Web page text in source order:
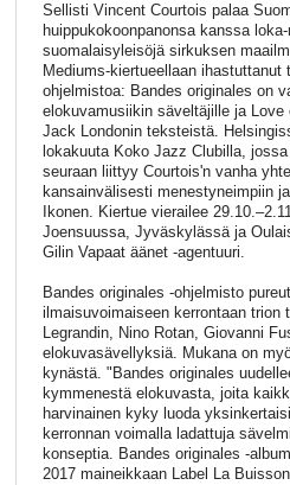
Sellisti Vincent Courtois palaa
huippukokoonpanonsa kanssa
suomalaisyleisöjä sirkuksen
Mediums-kiertueellaan
ohjelmistoa: Bandes originales on
elokuvamusiikin säveltäjille ja
Jack Londonin teksteistä.
lokakuuta Koko Jazz Clubilla,
seuraan liittyy Courtois'n vanha
kansainvälisesti menestyneimpiin
Ikonen. Kiertue vierailee
Joensuussa, Jyväskylässä ja
Gilin Vapaat äänet -agentuuri.
Bandes originales -ohjelmisto
ilmaisuvoimaiseen kerrontaan trion
Legrandin, Nino Rotan, Giovanni
elokuvasävellyksiä. Mukana on
kynästä. "Bandes originales
kymmenestä elokuvasta, joita
harvinainen kyky luoda
kerronnan voimalla ladattuja
konseptia. Bandes originales -
2017 maineikkaan Label La